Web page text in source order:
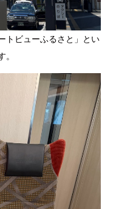
トビューふるさと」とい